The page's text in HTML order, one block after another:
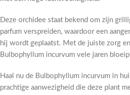
Deze orchidee staat bekend om zijn
parfum verspreiden, waardoor een
hij wordt geplaatst. Met de juiste zorg
Bulbophyllum incurvum vele jaren
Haal nu de Bulbophyllum incurvum in
prachtige aanwezigheid die deze plant